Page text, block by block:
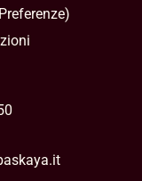
)